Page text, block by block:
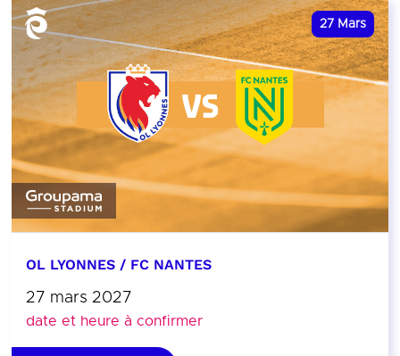
27 Mars
OL LYONNES / FC NANTES
27 mars 2027
date et heure à confirmer